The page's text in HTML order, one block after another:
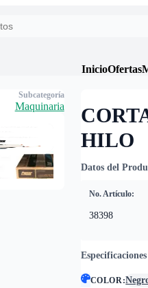
InicioOfertas
HILO
Datos del
No. Artículo:
38398
COLOR:
Subcategoría
Maquinaria